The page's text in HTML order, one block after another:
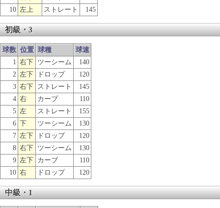
10 左上 ストレート 145
初級・3
球数 位置 球種
球速
1
右下 ツーシーム
140
2 左下 ドロップ
120
3 右下 ストレート
145
4 右 カーブ
110
5 左 ストレート
155
6 下 ツーシーム
130
7 左下 ドロップ
120
8 右下 ツーシーム
130
9 左下 カーブ
110
10 右 ドロップ 120
中級・1